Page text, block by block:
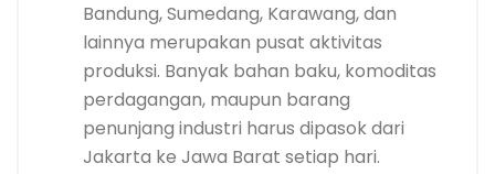
Bandung, Sumedang, Karawang, dan
lainnya merupakan pusat aktivitas
produksi. Banyak bahan baku, komoditas
perdagangan, maupun barang
penunjang industri harus dipasok dari
Jakarta ke Jawa Barat setiap hari.